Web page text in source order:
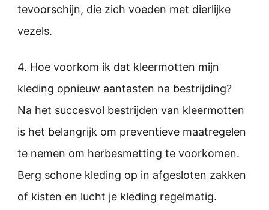
tevoorschijn, die zich voeden met dierlijke
vezels.
4. Hoe voorkom ik dat kleermotten mijn
kleding opnieuw aantasten na bestrijding?
Na het succesvol bestrijden van kleermotten
is het belangrijk om preventieve maatregelen
te nemen om herbesmetting te voorkomen.
Berg schone kleding op in afgesloten zakken
of kisten en lucht je kleding regelmatig.